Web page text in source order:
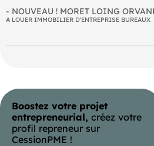
- NOUVEAU ! MORET LOING
Sens. Bureau de 28 m² environ
stockage de matériel. Les taxes
Prévoir les honoraires de rédaction
A LOUER IMMOBILIER D'ENTREPRISE BUREAUX
Boostez votre projet
entrepreneurial, créez votre
profil repreneur sur
CessionPME !